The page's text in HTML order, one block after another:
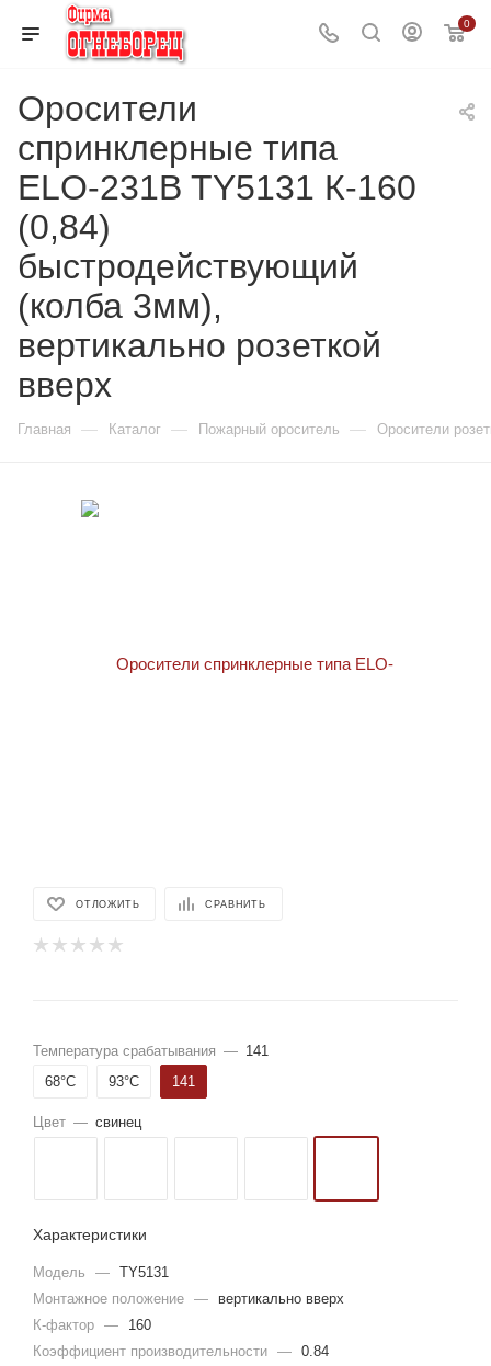
0
Оросители
спринклерные типа
ELO-231B TY5131 К-160
(0,84)
быстродействующий
(колба 3мм),
вертикально розеткой
вверх
Главная — Каталог — Пожарный ороситель — Оросители
ОТЛОЖИТЬ СРАВНИТЬ
Температура срабатывания — 141
68°С
93°С 141
Цвет — свинец
Характеристики
Модель — TY5131
Монтажное положение —
вертикально вверх
К-фактор —
160
Коэффициент производительности — 0.84